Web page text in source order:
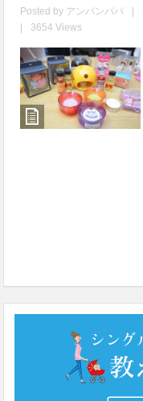
Posted by アンパンパパ
3654 Views